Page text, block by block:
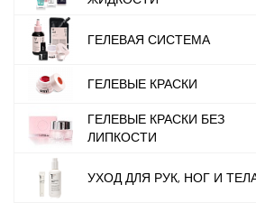
ГЕЛЕВАЯ СИСТЕМА
ГЕЛЕВЫЕ КРАСКИ
ГЕЛЕВЫЕ КРАСКИ БЕЗ
ЛИПКОСТИ
УХОД ДЛЯ РУК, НОГ И